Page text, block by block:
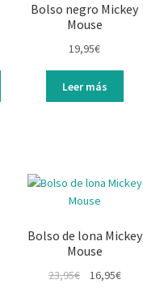
Bolso negro Mickey
Mouse
19,95€
Leer más
Bolso de lona Mickey
Mouse
23,95€ 16,95€